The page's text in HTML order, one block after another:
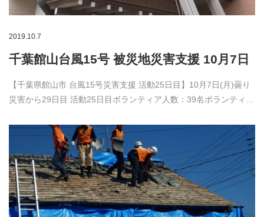
2019.10.7
千葉館山台風15号 被災地災害支援 10月7日
【千葉県館山市 台風15号災害支援 活動25日目】10月7日(月)曇り
災害から29日目 活動25日目ボランティア人数：39名ボランティ…